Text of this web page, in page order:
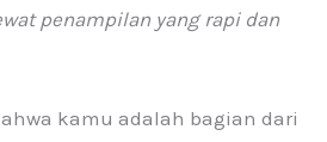
penampilan yang rapi dan
kamu adalah bagian dari